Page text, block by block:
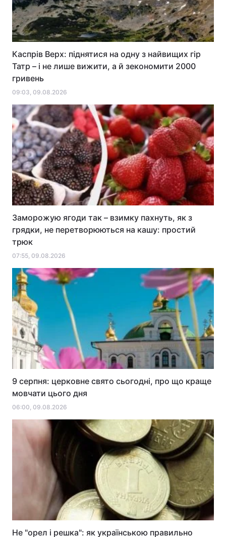
Каспрів Верх: піднятися на одну з найвищих гір
Татр – і не лише вижити, а й зекономити 2000
гривень
09:03, 09.08.2026
Заморожую ягоди так – взимку пахнуть, як з
грядки, не перетворюються на кашу: простий
трюк
07:55, 09.08.2026
9 серпня: церковне свято сьогодні, про що краще
мовчати цього дня
06:00, 09.08.2026
Не "орел і решка": як українською правильно